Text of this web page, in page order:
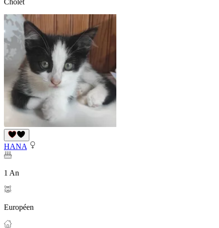
HANA
1 An
Européen